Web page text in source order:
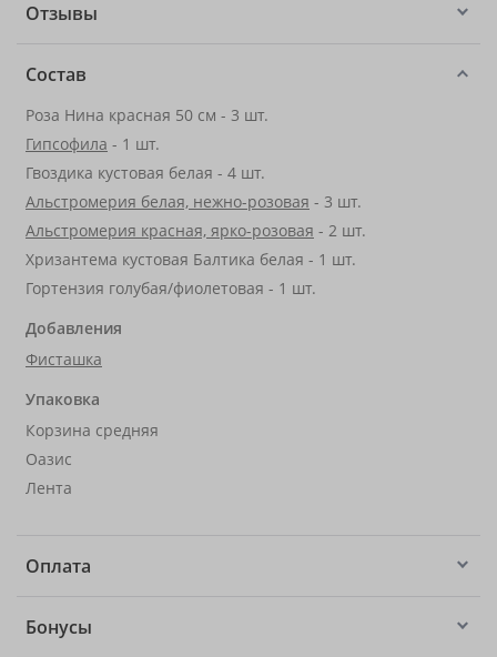
Отзывы
Состав
Роза Нина красная 50 см - 3 шт.
Гипсофила - 1 шт.
Гвоздика кустовая белая - 4 шт.
Альстромерия белая, нежно-розовая - 3 шт.
Альстромерия красная, ярко-розовая - 2 шт.
Хризантема кустовая Балтика белая - 1 шт.
Гортензия голубая/фиолетовая - 1 шт.
Добавления
Фисташка
Упаковка
Корзина средняя
Оазис
Лента
Оплата
Бонусы